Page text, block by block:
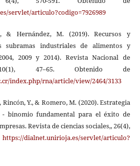
servlet/articulo?codigo=7926989
& Hernández, M. (2019). Recursos y
subramas industriales de alimentos y
2009 y 2014). Revista Nacional de
10(1), 47–65. Obtenido de
index.php/rna/article/view/2464/3133
Rincón, Y., & Romero, M. (2020). Estrategia
binomio fundamental para el éxito de
Revista de ciencias sociales,, 26(4),
https://dialnet.unirioja.es/servlet/articulo?